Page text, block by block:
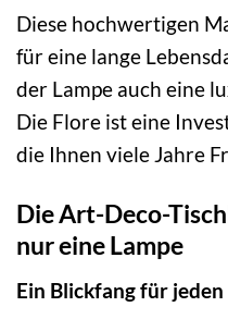
Diese hochwertigen
für eine lange
der Lampe auch eine
Die Flore ist eine
die Ihnen viele Jahre
Die Art-Deco-
nur eine Lampe
Ein Blickfang für jeden